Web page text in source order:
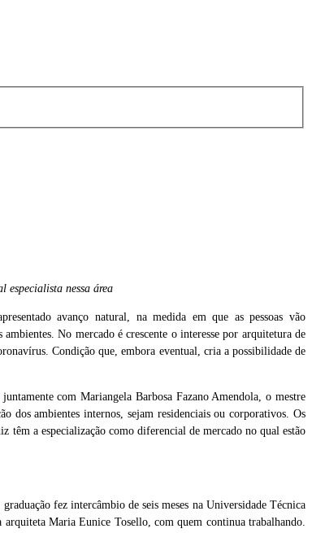
especialista nessa área
avanço natural, na medida em que as pessoas vão
No mercado é crescente o interesse por arquitetura de
Condição que, embora eventual, cria a possibilidade de
com Mariangela Barbosa Fazano Amendola, o mestre
dos ambientes internos, sejam residenciais ou corporativos. Os
têm a especialização como diferencial de mercado no qual estão
fez intercâmbio de seis meses na Universidade Técnica
Maria Eunice Tosello, com quem continua trabalhando.